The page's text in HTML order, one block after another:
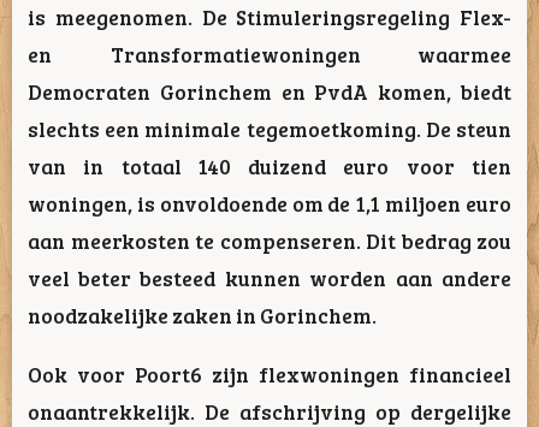
is meegenomen. De Stimuleringsregeling Flex-
en Transformatiewoningen waarmee
Democraten Gorinchem en PvdA komen, biedt
slechts een minimale tegemoetkoming. De steun
van in totaal 140 duizend euro voor tien
woningen, is onvoldoende om de 1,1 miljoen euro
aan meerkosten te compenseren. Dit bedrag zou
veel beter besteed kunnen worden aan andere
noodzakelijke zaken in Gorinchem.
Ook voor Poort6 zijn flexwoningen financieel
onaantrekkelijk. De afschrijving op dergelijke